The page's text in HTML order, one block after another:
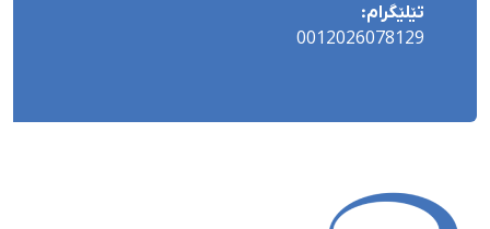
تێلێگرام:
0012026078129